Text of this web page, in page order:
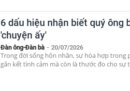
6 dấu hiệu nhận biết quý ông
'chuyện ấy'
Đàn ông-Đàn bà - 20/07/2026
Trong đời sống hôn nhân, sự hòa hợp trong
gắn kết tình cảm mà còn là thước đo cho sự